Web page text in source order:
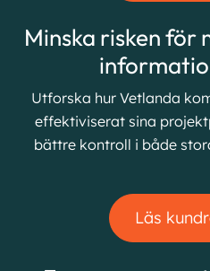
Minska risken för
Utforska hur Vetlanda
effektiviserat sina
bättre kontroll i både
Läs